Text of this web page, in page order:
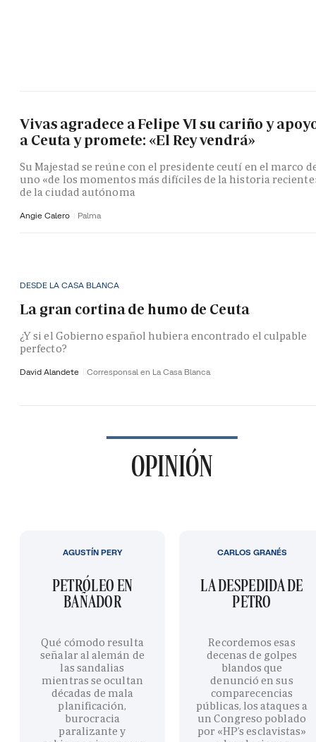
Vivas agradece a Felipe VI su cariño y
a Ceuta y promete: «El Rey vendrá»
Su Majestad se reúne con el presidente ceutí en el marco
uno «de los momentos más difíciles de la historia
de la ciudad autónoma
Angie Calero Palma
DESDE LA CASA BLANCA
La gran cortina de humo de Ceuta
¿Y si el Gobierno español hubiera encontrado el culpable
perfecto?
David Alandete Corresponsal en La Casa Blanca
OPINIÓN
PETRÓLEO EN
BAÑADOR
Qué cómodo resulta
señalar al alemán de
las sandalias
mientras se ocultan
décadas de mala
planificación,
burocracia
paralizante y
AGUSTÍN PERY
LA DESPEDIDA DE
PETRO
Recordemos esas
decenas de golpes
blandos que
denunció en sus
comparecencias
públicas, los ataques a
un Congreso poblado
por «HP’s esclavistas»
CARLOS GRANÉS